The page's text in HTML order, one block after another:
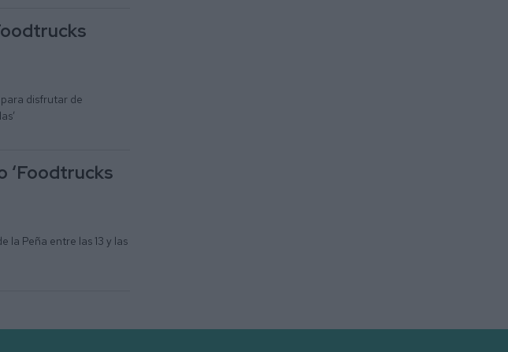
disfrutar de
‘Foodtrucks
la Peña entre las 13 y las